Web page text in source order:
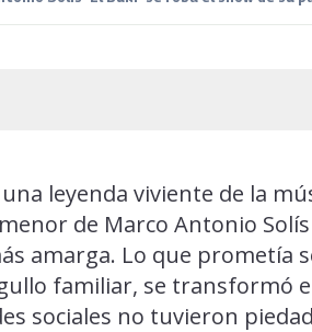
leyenda viviente de la
de Marco Antonio Solís
amarga. Lo que prometía
familiar, se transformó
sociales no tuvieron